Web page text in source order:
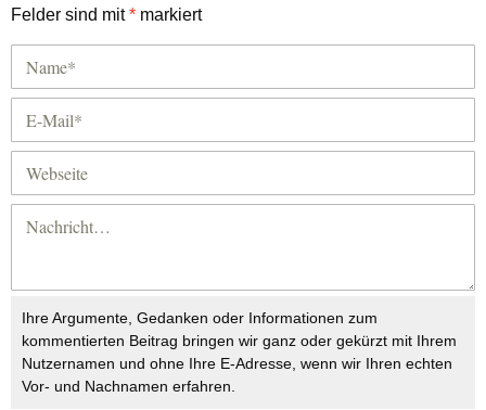
Felder sind mit* markiert
Ihre Argumente, Gedanken oder Informationen zum
kommentierten Beitrag bringen wir ganz oder gekürzt mit Ihrem
Nutzernamen und ohne Ihre E-Adresse, wenn wir Ihren echten
Vor- und Nachnamen erfahren.